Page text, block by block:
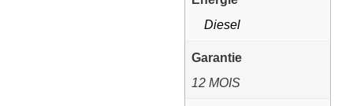
Diesel
Garantie
12 MOIS